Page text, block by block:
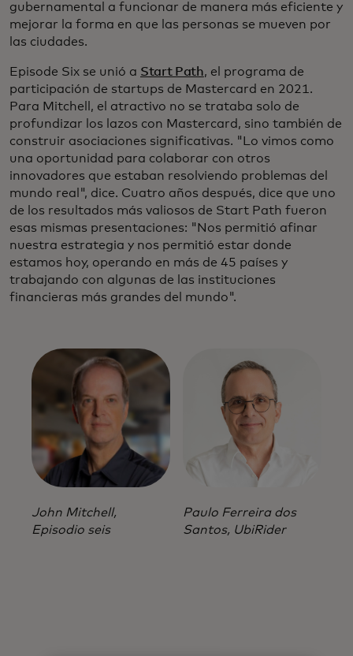
gubernamental a funcionar de manera más eficiente y
mejorar la forma en que las personas se mueven por
las ciudades.
Episode Six se unió a Start Path, el programa de
participación de startups de Mastercard en 2021.
Para Mitchell, el atractivo no se trataba solo de
profundizar los lazos con Mastercard, sino también de
construir asociaciones significativas. "Lo vimos como
una oportunidad para colaborar con otros
innovadores que estaban resolviendo problemas del
mundo real", dice. Cuatro años después, dice que uno
de los resultados más valiosos de Start Path fueron
esas mismas presentaciones: "Nos permitió afinar
nuestra estrategia y nos permitió estar donde
estamos hoy, operando en más de 45 países y
trabajando con algunas de las instituciones
financieras más grandes del mundo".
John Mitchell,
Episodio seis
Paulo Ferreira dos
Santos, UbiRider